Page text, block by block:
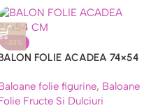
-33%
FOLIE ACADEA 74×54
folie figurine, Baloane
Fructe Si Dulciuri